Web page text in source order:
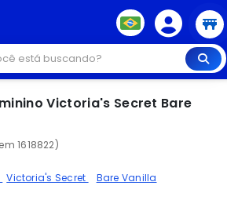
Victoria's Secret Bare
1618822)
Victoria's Secret Bare Vanilla